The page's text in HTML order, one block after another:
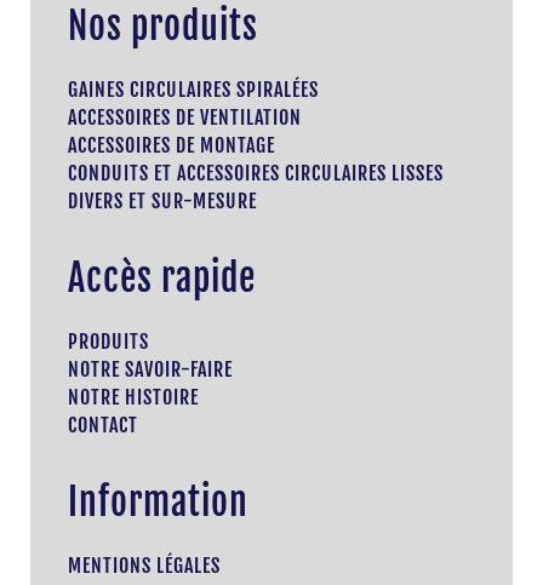
Nos produits
GAINES CIRCULAIRES SPIRALÉES
ACCESSOIRES DE VENTILATION
ACCESSOIRES DE MONTAGE
CONDUITS ET ACCESSOIRES CIRCULAIRES LISSES
DIVERS ET SUR-MESURE
Accès rapide
PRODUITS
NOTRE SAVOIR-FAIRE
NOTRE HISTOIRE
CONTACT
Information
MENTIONS LÉGALES